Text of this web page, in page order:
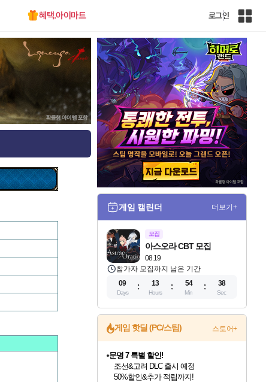
혜택.아이마트 로그인
인
전
이
트
맵
게임 캘린더 더보기+
모집
08.19
아스오라 CBT 모집
참가자 모집까지 남은 기간
09
Days
13
Hours
54
Min
37
Sec
게임 핫딜 (PC/스팀) 스토어+
문명 7 특별 할인!
조선&고려 DLC 출시 예정
50%할인&추가 적립까지!